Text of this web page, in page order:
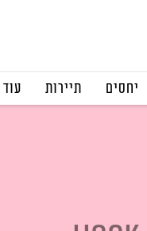
יחסים תיירות עוד